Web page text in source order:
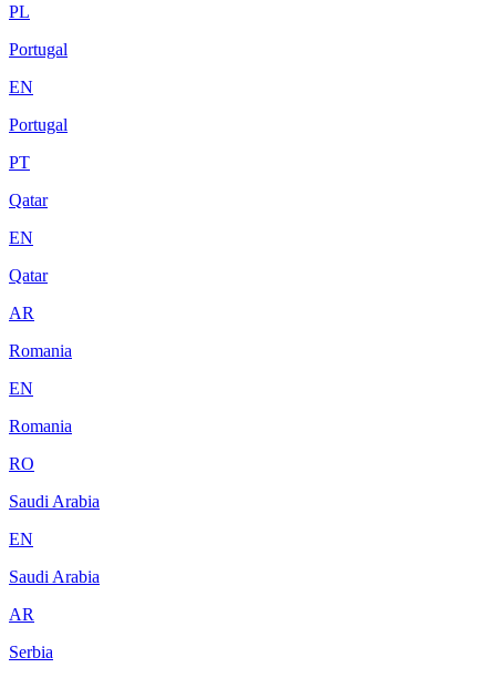
PL
Portugal
EN
Portugal
PT
Qatar
EN
Qatar
AR
Romania
EN
Romania
RO
Saudi Arabia
EN
Saudi Arabia
AR
Serbia